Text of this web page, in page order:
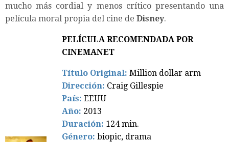
mucho más cordial y menos crítico presentando una
película moral propia del cine de Disney.
PELÍCULA RECOMENDADA POR
CINEMANET
Título Original: Million dollar arm
Dirección: Craig Gillespie
País: EEUU
Año: 2013
Duración: 124 min.
Género: biopic, drama